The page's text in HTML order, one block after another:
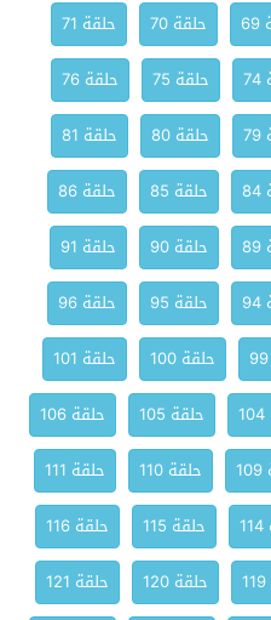
حلقة 70
حلقة 71
حلقة 75
حلقة 76
حلقة 80
حلقة 81
حلقة 85
حلقة 86
حلقة 90
حلقة 91
حلقة 95
حلقة 96
حلقة 100
حلقة 101
حلقة 105
حلقة 106
حلقة 110
حلقة 111
حلقة 115
حلقة 116
حلقة 120
حلقة 121